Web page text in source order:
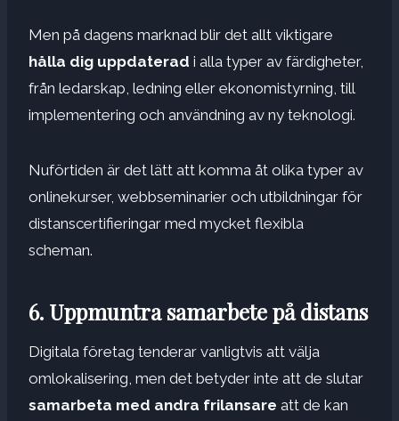
Men på dagens marknad blir det allt viktigare
hålla dig uppdaterad i alla typer av färdigheter,
från ledarskap, ledning eller ekonomistyrning, till
implementering och användning av ny teknologi.
Nuförtiden är det lätt att komma åt olika typer av
onlinekurser, webbseminarier och utbildningar för
distanscertifieringar med mycket flexibla
scheman.
6. Uppmuntra samarbete på distans
Digitala företag tenderar vanligtvis att välja
omlokalisering, men det betyder inte att de slutar
samarbeta med andra frilansare att de kan